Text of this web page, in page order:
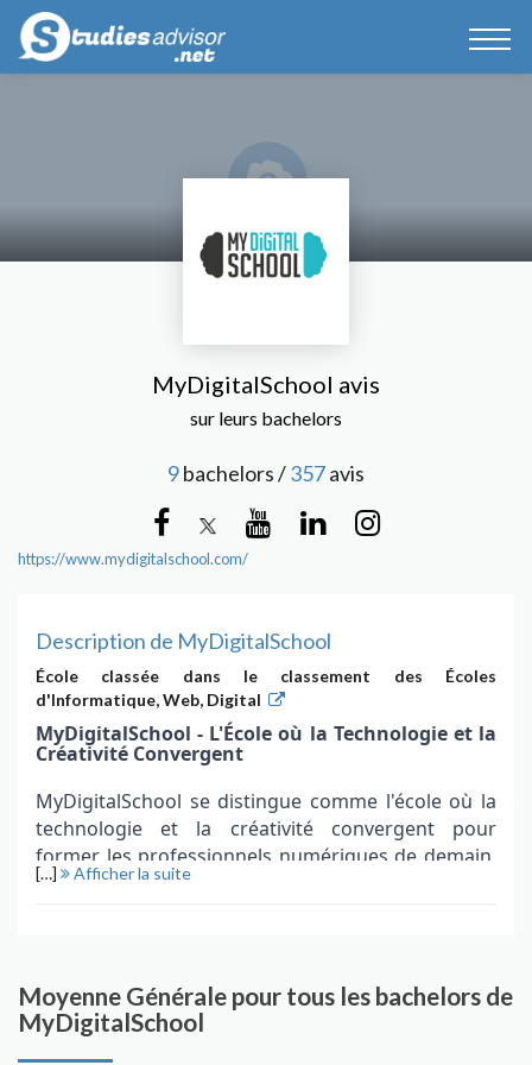
MyDigitalSchool avis
sur leurs bachelors
9bachelors /357avis
https://www.mydigitalschool.com/
Description de MyDigitalSchool
École classée dans le classement des Écoles
d'Informatique, Web, Digital
MyDigitalSchool - L'École où la Technologie et la
Créativité Convergent
MyDigitalSchool se distingue comme l'école où la
technologie et la créativité convergent pour
former les professionnels numériques de demain.
Nichée au cœur des industries du numérique, de la
équilibrée entre compétences techniques et sens
artistique. Plus d'info sur le classement de ses
[…] Afficher la suite
Moyenne Générale pour tous les bachelors de
MyDigitalSchool